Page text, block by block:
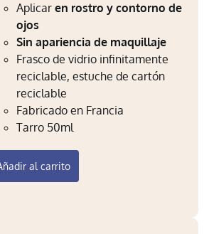
Aplicaren rostro y contorno de
ojos
Sin apariencia de maquillaje
Frasco de vidrio infinitamente
reciclable, estuche de cartón
reciclable
Fabricado en Francia
Tarro 50ml
al carrito